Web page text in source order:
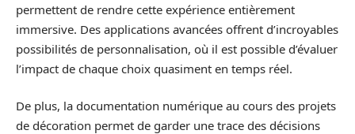
permettent de rendre cette expérience entièrement
immersive. Des applications avancées offrent d’incroyables
possibilités de personnalisation, où il est possible d’évaluer
l’impact de chaque choix quasiment en temps réel.
De plus, la documentation numérique au cours des projets
de décoration permet de garder une trace des décisions